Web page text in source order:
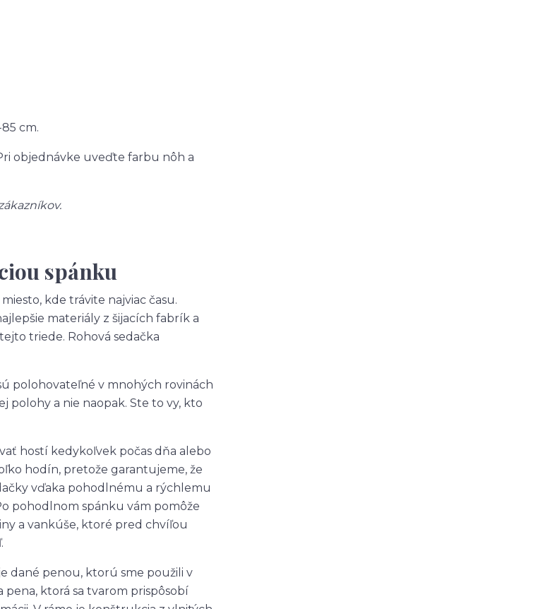
cm.
objednávke uveďte farbu nôh a
spánku
kde trávite najviac času.
materiály z šijacích fabrík a
triede. Rohová sedačka
polohovateľné v mnohých rovinách
polohy a nie naopak. Ste to vy, kto
hostí kedykoľvek počas dňa alebo
hodín, pretože garantujeme, že
vďaka pohodlnému a rýchlemu
pohodlnom spánku vám pomôže
a vankúše, ktoré pred chvíľou
dané penou, ktorú sme použili v
pena, ktorá sa tvarom prispôsobí